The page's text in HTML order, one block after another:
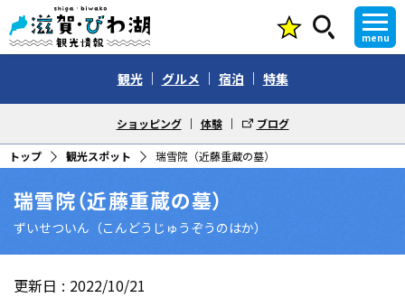
menu
観光 グルメ 宿泊 特集
ショッピング 体験 ブログ
トップ 観光スポット 瑞雪院（近藤重蔵の墓）
瑞雪院（近藤重蔵の墓）
ずいせついん（こんどうじゅうぞうのはか）
更新日 2022/10/21